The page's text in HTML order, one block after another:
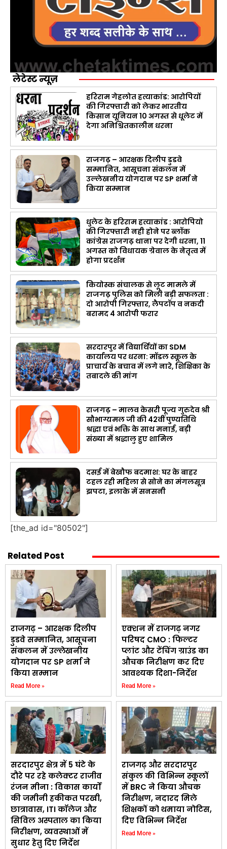
लेटेस्ट न्यूज़
हरिराम गेहलोत हत्याकांड: आरोपियों
की गिरफ्तारी को लेकर भारतीय
किसान यूनियन 10 अगस्त से धूलेट में
देगा अनिश्चितकालीन धरना
राजगढ़ – आरक्षक दिलीप डुडवे
सम्मानित, आसूचना संकलन में
उल्लेखनीय योगदान पर SP शर्मा ने
किया सम्मान
धुलेट के हरिराम हत्याकांड : आरोपियो
की गिरफ्तारी नही होने पर ब्लॉक
कांग्रेस राजगढ़ थाना पर देगी धरना, 11
अगस्त को विधायक ग्रेवाल के नेतृत्व में
होगा प्रदर्शन
कियोस्क संचालक से लूट मामले में
राजगढ़ पुलिस को मिली बड़ी सफलता :
दो आरोपी गिरफ्तार, लैपटॉप व नकदी
बरामद 4 आरोपी फरार
सरदारपुर में विद्यार्थियों का SDM
कार्यालय पर धरना: मॉडल स्कूल के
प्राचार्य के बचाव में लगे नारे, शिक्षिका के
तबादले की मांग
राजगढ़ – मालव केसरी पूज्य गुरुदेव श्री
सौभाग्यमल जी की 42वीं पुण्यतिथि
श्रद्धा एवं भक्ति के साथ मनाई, बड़ी
संख्या में श्रद्धालु हुए शामिल
दसई में बेखौफ बदमाश: घर के बाहर
टहल रही महिला से सोने का मंगलसूत्र
झपटा, इलाके में सनसनी
[the_ad id="80502"]
Related Post
राजगढ़ – आरक्षक दिलीप
डुडवे सम्मानित, आसूचना
संकलन में उल्लेखनीय
योगदान पर SP शर्मा ने
किया सम्मान
Read More »
एक्शन में राजगढ़ नगर
परिषद CMO : फिल्टर
प्लांट और टेंचिंग ग्राउंड का
औचक निरीक्षण कर दिए
आवश्यक दिशा-निर्देश
Read More »
सरदारपुर क्षेत्र में 5 घंटे के
दौरे पर रहे कलेक्टर राजीव
रंजन मीना : विकास कार्यों
की जमीनी हकीकत परखी,
छात्रावास, ITI कॉलेज और
सिविल अस्पताल का किया
निरीक्षण, व्यवस्थाओं में
सुधार हेतु दिए निर्देश
राजगढ़ और सरदारपुर
संकुल की विभिन्न स्कूलों
में BRC ने किया औचक
निरीक्षण, नदारद मिले
शिक्षकों को थमाया नोटिस,
दिए विभिन्न निर्देश
Read More »